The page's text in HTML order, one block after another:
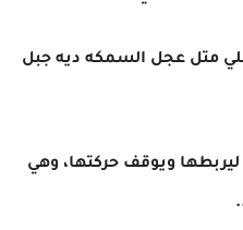
متل عجل السمكه ديه جبل
ويوقف حركتها، وهي